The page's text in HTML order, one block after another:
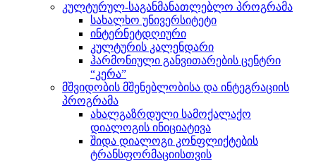
კულტურულ-საგანმანათლებლო პროგრამა
სახალხო უნივერსიტეტი
ინტერნეტდღიური
კულტურის კალენდარი
ჰარმონიული განვითარების ცენტრი
“კერა”
მშვიდობის მშენებლობისა და ინტეგრაციის
პროგრამა
ახალგაზრდული სამოქალაქო
დიალოგის ინიციატივა
შიდა დიალოგი კონფლიქტების
ტრანსფორმაციისთვის